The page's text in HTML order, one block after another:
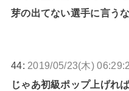
芽の出てない選手に言う
44: 2019/05/23(木)
じゃあ初級ポップ上げれ